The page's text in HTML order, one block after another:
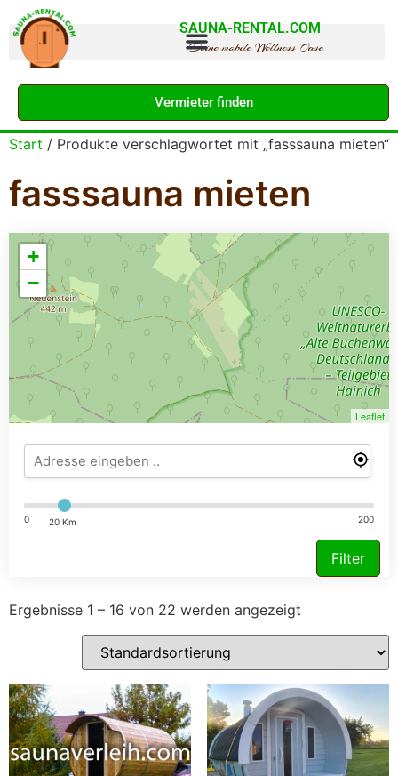
SAUNA-RENTAL.COM
Deine mobile Wellness Oase
Vermieter finden
Start / Produkte verschlagwortet mit „fasssauna mieten“
fasssauna mieten
+
−
Leaflet
0 20 Km 200
Filter
Ergebnisse 1 – 16 von 22 werden angezeigt